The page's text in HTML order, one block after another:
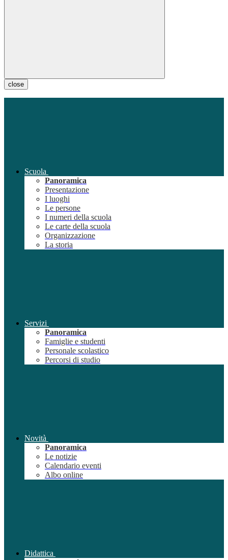
close
Scuola
Panoramica
Presentazione
I luoghi
Le persone
I numeri della scuola
Le carte della scuola
Organizzazione
La storia
Servizi
Panoramica
Famiglie e studenti
Personale scolastico
Percorsi di studio
Novità
Panoramica
Le notizie
Calendario eventi
Albo online
Didattica